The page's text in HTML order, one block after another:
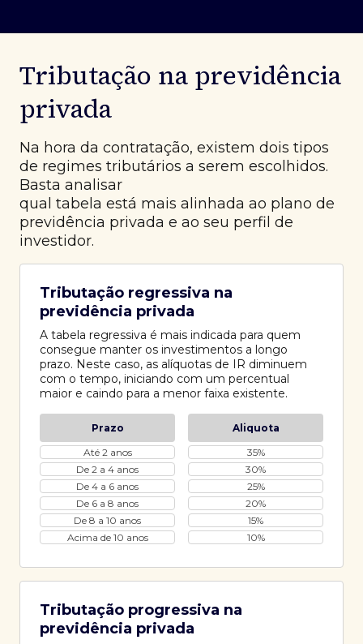
Tributação na previdência
privada
Na hora da contratação, existem dois tipos
de regimes tributários a serem escolhidos.
Basta analisar
qual tabela está mais alinhada ao plano de
previdência privada e ao seu perfil de
investidor.
Tributação regressiva na
previdência privada
A tabela regressiva é mais indicada para quem
consegue manter os investimentos a longo
prazo. Neste caso, as alíquotas de IR diminuem
com o tempo, iniciando com um percentual
maior e caindo para a menor faixa existente.
Prazo
Aliquota
Até 2 anos
35%
De 2 a 4 anos
30%
De 4 a 6 anos
25%
De 6 a 8 anos
20%
De 8 a 10 anos
15%
Acima de 10 anos
10%
Tributação progressiva na
previdência privada